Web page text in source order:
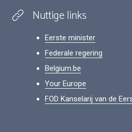
Nuttige links
Eerste minister
Federale regering
Belgium.be
Your Europe
FOD Kanselarij van de